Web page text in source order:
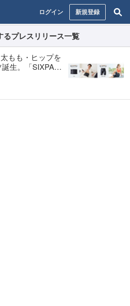
ログイン 新規登録
るプレスリリース一覧
もも・ヒップを
生。「SIXPAD
6月14日（月）